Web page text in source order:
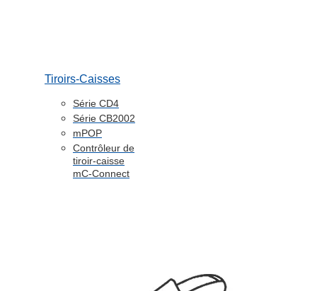
Tiroirs-Caisses
Série CD4
Série CB2002
mPOP
Contrôleur de
tiroir-caisse
mC-Connect